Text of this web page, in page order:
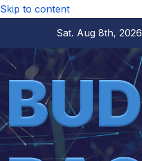
Skip to content
Sat. Aug 8th, 2026